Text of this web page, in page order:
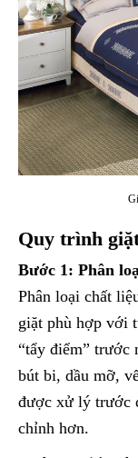
Quy trình
Bước 1: Phân
Phân loại chất
giặt phù hợp với
“tẩy điểm” trước
bút bi, dầu mỡ,
được xử lý trước
chỉnh hơn.